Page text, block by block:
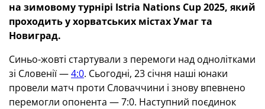
на зимовому турнірі Istria Nations Cup 2025, який
проходить у хорватських містах Умаг та
Новиград.
Синьо-жовті стартували з перемоги над однолітками
зі Словенії —4:0. Сьогодні, 23 січня наші юнаки
провели матч проти Словаччини і знову впевнено
перемогли опонента — 7:0. Наступний поєдинок